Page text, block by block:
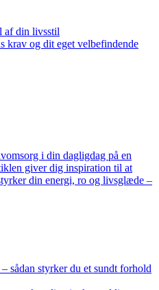
af din livsstil
krav og dit eget velbefindende
i din dagligdag på en
giver dig inspiration til at
din energi, ro og livsglæde –
sådan styrker du et sundt forhold